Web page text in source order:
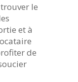
le
et à
de